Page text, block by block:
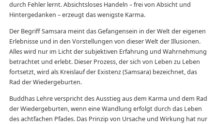
durch Fehler lernt. Absichtsloses Handeln – frei von Absicht und
Hintergedanken – erzeugt das wenigste Karma.
Der Begriff Samsara meint das Gefangensein in der Welt der eigenen
Erlebnisse und in den Vorstellungen von dieser Welt der Illusionen.
Alles wird nur im Licht der subjektiven Erfahrung und Wahrnehmung
betrachtet und erlebt. Dieser Prozess, der sich von Leben zu Leben
fortsetzt, wird als Kreislauf der Existenz (Samsara) bezeichnet, das
Rad der Wiedergeburten.
Buddhas Lehre verspricht des Ausstieg aus dem Karma und dem Rad
der Wiedergeburten, wenn eine Wandlung erfolgt durch das Leben
des achtfachen Pfades. Das Prinzip von Ursache und Wirkung hat nur